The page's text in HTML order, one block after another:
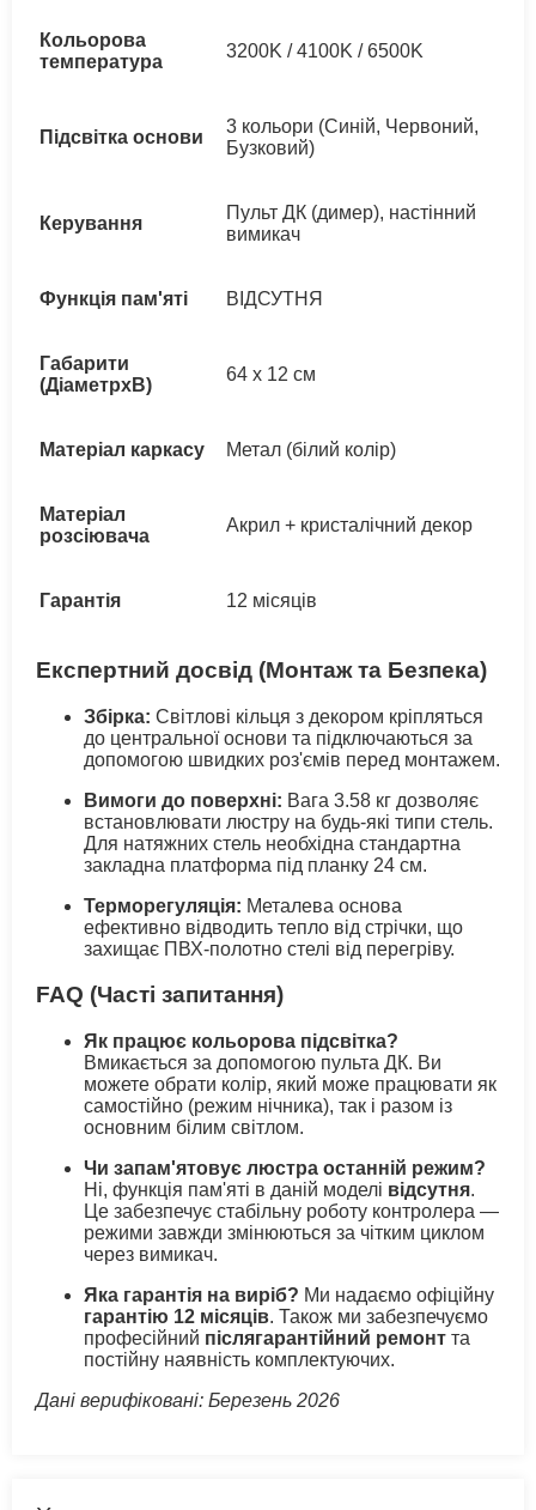
Кольорова
температура
3200K / 4100K / 6500K
Підсвітка основи
3 кольори (Синій, Червоний,
Бузковий)
Керування
Пульт ДК (димер), настінний
вимикач
Функція пам'яті ВІДСУТНЯ
Габарити
(ДіаметрхВ)
64 x 12 см
Матеріал каркасу Метал (білий колір)
Матеріал
розсіювача
Акрил + кристалічний декор
Гарантія 12 місяців
Експертний досвід (Монтаж та Безпека)
Збірка: Світлові кільця з декором кріпляться
до центральної основи та підключаються за
допомогою швидких роз'ємів перед монтажем.
Вимоги до поверхні: Вага 3.58 кг дозволяє
встановлювати люстру на будь-які типи стель.
Для натяжних стель необхідна стандартна
закладна платформа під планку 24 см.
Терморегуляція: Металева основа
ефективно відводить тепло від стрічки, що
захищає ПВХ-полотно стелі від перегріву.
FAQ (Часті запитання)
Як працює кольорова підсвітка?
Вмикається за допомогою пульта ДК. Ви
можете обрати колір, який може працювати як
самостійно (режим нічника), так і разом із
основним білим світлом.
Чи запам'ятовує люстра останній режим?
Ні, функція пам'яті в даній моделі відсутня.
Це забезпечує стабільну роботу контролера —
режими завжди змінюються за чітким циклом
через вимикач.
Яка гарантія на виріб? Ми надаємо офіційну
гарантію 12 місяців. Також ми забезпечуємо
професійний післягарантійний ремонт та
постійну наявність комплектуючих.
Дані верифіковані: Березень 2026